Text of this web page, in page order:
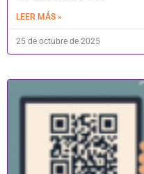
LEER MÁS »
25 de octubre de 2025